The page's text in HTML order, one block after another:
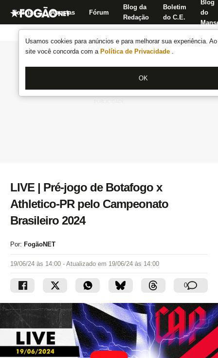
Usamos cookies para anúncios e para melhorar sua experiência.
site você concorda com a Política de Privacidade .
OK
Notícias Apostas Fórum
Blog da
Redação
Boletim
do C.E.
Blog
do
LIVE | Pré-jogo de Botafogo x
Athletico-PR pelo Campeonato
Brasileiro 2024
Por: FogãoNET
19/06/24 às 14:00 - Atualizado em 19/06/24 às 14:00
0